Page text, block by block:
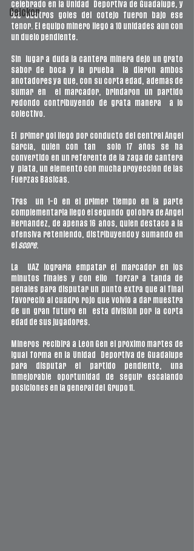
Ceickor
celebrado en la Unidad  Deportiva de Guadalupe, y
los cuatros goles del cotejo fueron bajo ese
tenor. El equipo minero llegó a 10 unidades aún con
un duelo pendiente.
Sin  lugar a duda la cantera minera dejó un grato
sabor de boca y la prueba  la dieron ambos
anotadores ya que, con su corta edad, además de
sumar en  el marcador, brindaron un partido
redondo contribuyendo de grata manera  a lo
colectivo.
El  primer gol llegó por conducto del central Ángel
García, quien con tan  solo 17 años se ha
convertido en un referente de la zaga de cantera
y  plata, un elemento con mucha proyección de las
Fuerzas Básicas.
Tras  un 1-0 en el primer tiempo en la parte
complementaria llegó el segundo  gol obra de Ángel
Hernández, de apenas 16 años, quien destacó a la
ofensiva reteniendo, distribuyendo y sumando en
el score.
La  UAZ lograría empatar el marcador en los
minutos finales y con ello  forzar a tanda de
penales para disputar un punto extra que al final
favoreció al cuadro rojo que volvió a dar muestra
de un gran futuro en  esta división por la corta
edad de sus jugadores.
Mineros  recibirá a León Gen el próximo martes de
igual forma en la Unidad  Deportiva de Guadalupe
para disputar el partido pendiente, una
inmejorable oportunidad de seguir escalando
posiciones en la general del  Grupo 11.